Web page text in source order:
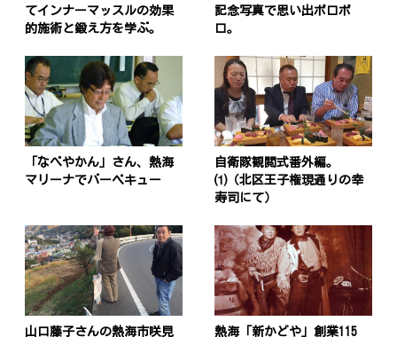
てインナーマッスルの効果
的施術と鍛え方を学ぶ。
記念写真で思い出ポロポ
ロ。
「なべやかん」さん、熱海
マリーナでバーベキュー
自衛隊観閲式番外編。
⑴（北区王子権現通りの幸
寿司にて）
山口藤子さんの熱海市咲見 熱海「新かどや」創業115